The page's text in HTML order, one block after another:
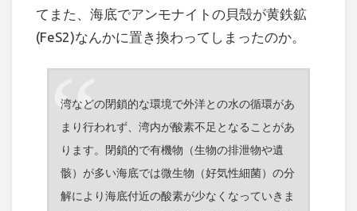
てまた、海底でアンモナイトの貝殻が黄鉄鉱
(FeS2)なんかに置き換わってしまったのか。
湾などの閉鎖的な環境で外洋との水の循環があ
まり行われず、湾内が酸素不足となることがあ
ります。閉鎖的で有機物（生物の排泄物や遺
骸）が多い海底では微生物（好気性細菌）の分
解により海底付近の酸素が少なくなっていきま